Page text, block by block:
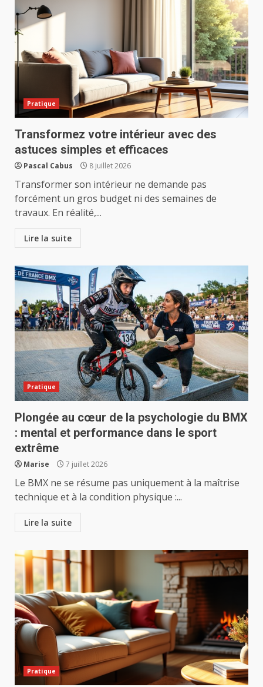
Pratique
Transformez votre intérieur avec des
astuces simples et efficaces
Pascal Cabus 8 juillet 2026
Transformer son intérieur ne demande pas
forcément un gros budget ni des semaines de
travaux. En réalité,...
Lire la suite
Pratique
Plongée au cœur de la psychologie du BMX
: mental et performance dans le sport
extrême
Marise 7 juillet 2026
Le BMX ne se résume pas uniquement à la maîtrise
technique et à la condition physique :...
Lire la suite
Pratique